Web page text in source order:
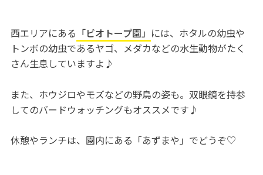
西エリアにある 「ビオトープ園」 には、ホタルの幼虫や
トンボの幼虫であるヤゴ、メダカなどの水生動物がたく
さん生息していますよ♪
また、ホウジロやモズなどの野鳥の姿も。双眼鏡を持参
してのバードウォッチングもオススメです♪
休憩やランチは、園内にある「あずまや」でどうぞ♡